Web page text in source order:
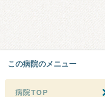
この病院のメニュー
病院TOP